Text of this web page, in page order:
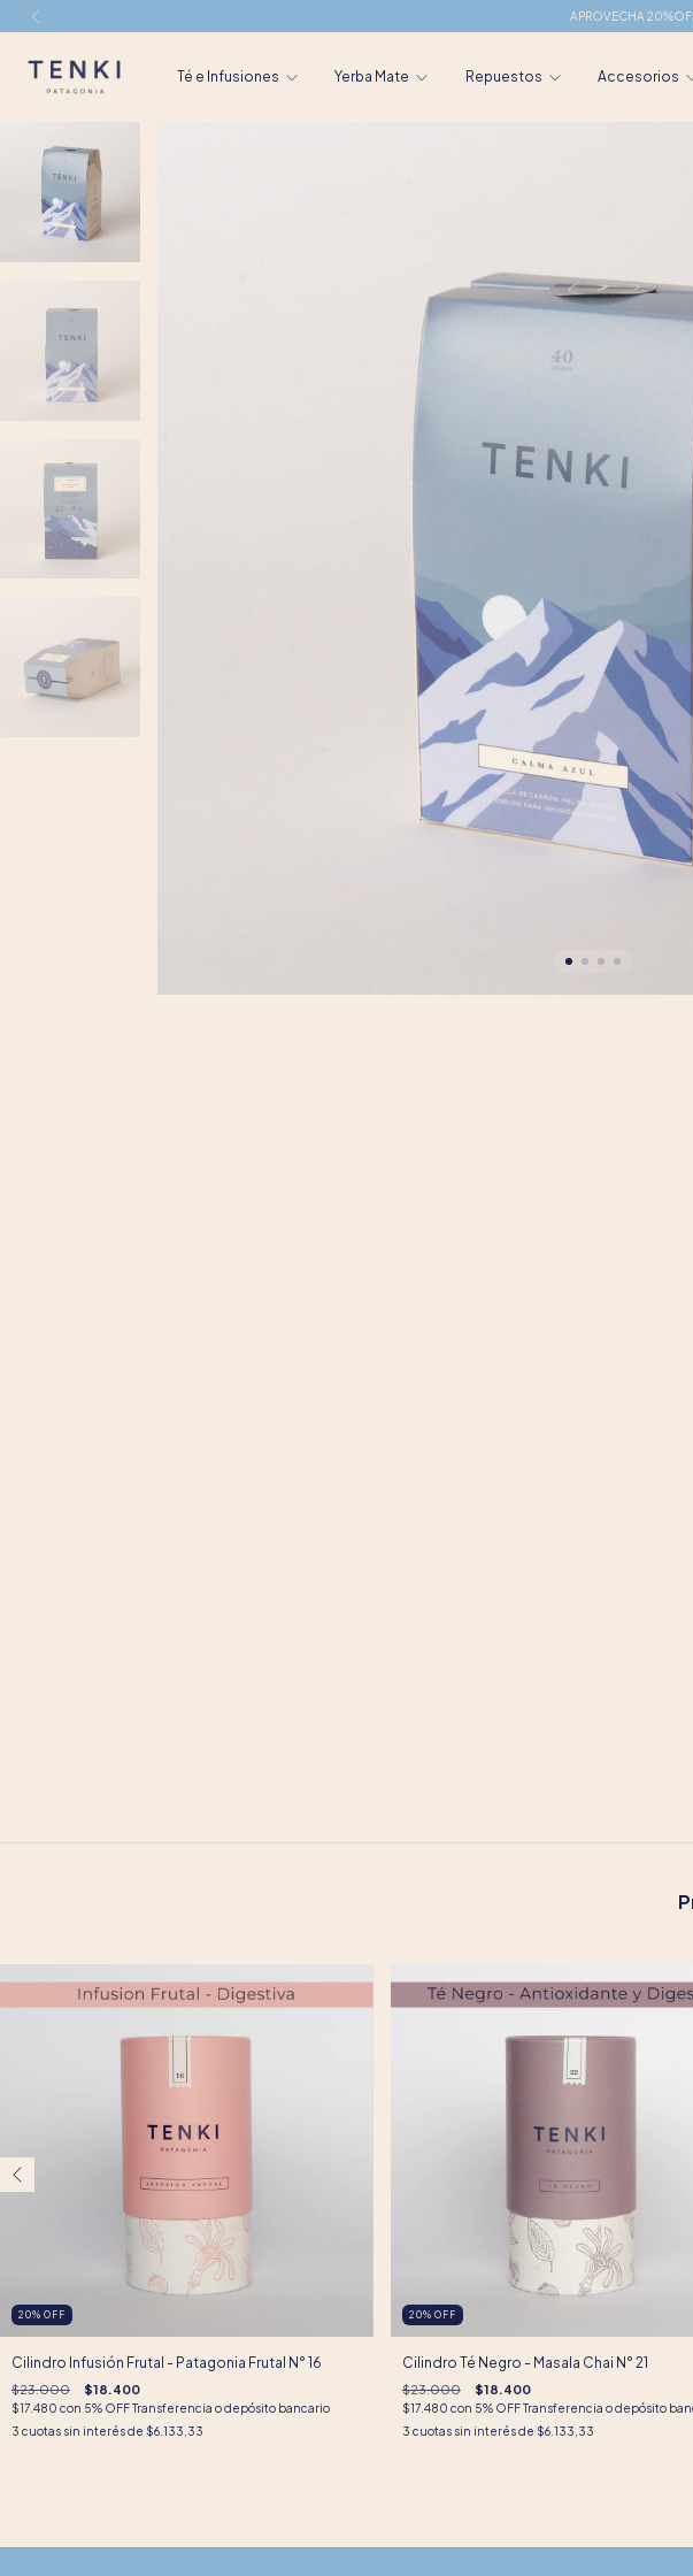
APROVECHA
Té e Infusiones Yerba Mate Repuestos Accesorios
20% OFF
Cilindro Infusión Frutal - Patagonia Frutal N° 16
$23.000 $18.400
$17.480 con 5% OFF Transferencia o depósito bancario
3 cuotas sin interés de $6.133,33
20% OFF
Cilindro Té Negro - Masala Chai N° 21
$23.000 $18.400
$17.480 con 5% OFF Transferencia o depósito
3 cuotas sin interés de $6.133,33